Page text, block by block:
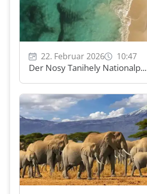
22. Februar 2026 10:47
Der Nosy Tanihely Nationalp...